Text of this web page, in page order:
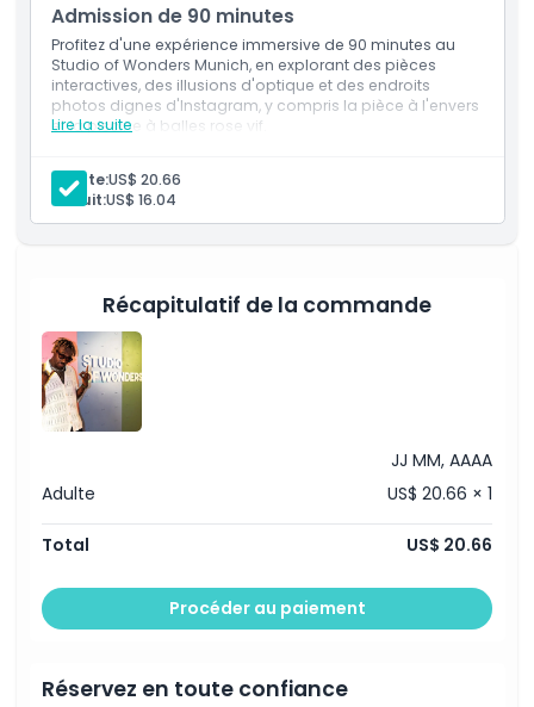
activités à faire à Munich, des attractions intérieures
adaptées aux familles ou un musée tendance sur
Instagram à Munich, Studio of Wonders offre une
expérience inoubliable pour les visiteurs de tous âges.
Inclus
Exclus
Heures d'ouverture
À savoir
Emplacement
Comment s'y rendre
Politique d'annulation
Admission de 90 minutes
Profitez d'une expérience immersive de 90 minutes au
Studio of Wonders Munich, en explorant des pièces
interactives, des illusions d'optique et des endroits
photos dignes d'Instagram, y compris la pièce à l'envers
et la piscine à balles rose vif.
Lire la suite
Admission de 90 minutes
Adulte:US$ 20.66
Réduit:US$ 16.04
Récapitulatif de la commande
JJ MM, AAAA
Adulte
US$ 20.66 × 1
Total US$ 20.66
Procéder au paiement
Réservez en toute confiance